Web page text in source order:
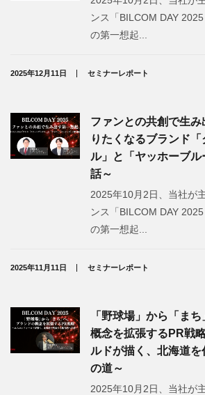
ンス「BILCOM DAY
の第一想起...
2025年12月11日 セミナーレポート
ファンとの共創で生
りたくなるブランド
ル」と「ヤッホーブ
話～
2025年10月2日、当社が
ンス「BILCOM DAY
の第一想起...
2025年11月11日 セミナーレポート
「野球場」から「ま
概念を拡張するPR戦
ルドが描く、北海道
の道～
2025年10月2日、当社が